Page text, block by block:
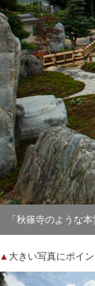
「秋篠寺のような
▲ 大きい写真にポイ